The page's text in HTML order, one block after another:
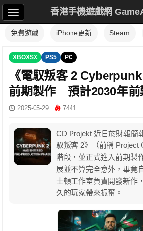
香港手機遊戲網
免費遊戲 iPhone更新 Steam
XBOXSX PS5 PC
《電馭叛客 2
前期製作 預計2030年前
2025-05-29 7441
CD Projekt 近日於財報簡
馭叛客 2》（前稱 Project
階段，並正式進入前期製
展並不算完全意外，畢竟
士頓工作室負責開發新作
久的玩家帶來振奮。